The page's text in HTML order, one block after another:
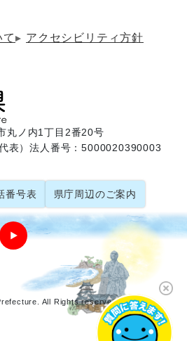
アクセシビリティ方針
丸ノ内1丁目2番20号
表）法人番号：5000020390003
番号表 県庁周辺のご案内
All Rights reserved.